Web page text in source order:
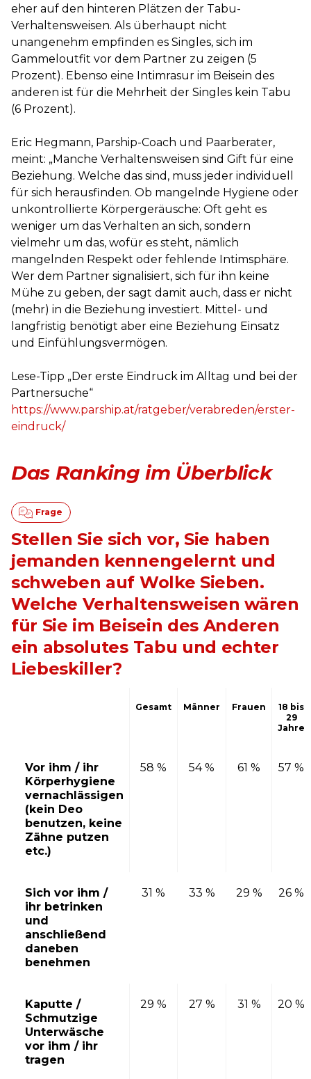
eher auf den hinteren Plätzen der Tabu-
Verhaltensweisen. Als überhaupt nicht
unangenehm empfinden es Singles, sich im
Gammeloutfit vor dem Partner zu zeigen (5
Prozent). Ebenso eine Intimrasur im Beisein des
anderen ist für die Mehrheit der Singles kein Tabu
(6 Prozent).
Eric Hegmann, Parship-Coach und Paarberater,
meint: „Manche Verhaltensweisen sind Gift für eine
Beziehung. Welche das sind, muss jeder individuell
für sich herausfinden. Ob mangelnde Hygiene oder
unkontrollierte Körpergeräusche: Oft geht es
weniger um das Verhalten an sich, sondern
vielmehr um das, wofür es steht, nämlich
mangelnden Respekt oder fehlende Intimsphäre.
Wer dem Partner signalisiert, sich für ihn keine
Mühe zu geben, der sagt damit auch, dass er nicht
(mehr) in die Beziehung investiert. Mittel- und
langfristig benötigt aber eine Beziehung Einsatz
und Einfühlungsvermögen.
Lese-Tipp „Der erste Eindruck im Alltag und bei der
Partnersuche“
https://www.parship.at/ratgeber/verabreden/erster-
eindruck/
Das Ranking im Überblick
Stellen Sie sich vor, Sie haben
jemanden kennengelernt und
schweben auf Wolke Sieben.
Welche Verhaltensweisen wären
für Sie im Beisein des Anderen
ein absolutes Tabu und echter
Liebeskiller?
Gesamt Männer Frauen
18 bis
29
Jahre
Vor ihm / ihr
Körperhygiene
vernachlässigen
(kein Deo
benutzen, keine
Zähne putzen
etc.)
58 % 54 % 61 % 57 %
Sich vor ihm /
ihr betrinken
und
anschließend
daneben
benehmen
31 % 33 % 29 % 26 %
Kaputte /
Schmutzige
Unterwäsche
vor ihm / ihr
tragen
29 % 27 % 31 % 20 %